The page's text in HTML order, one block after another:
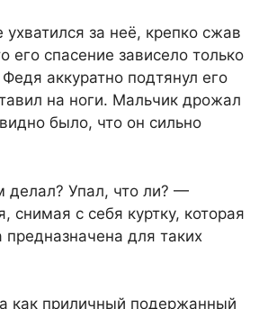
за неё, крепко сжав
его спасение зависело только
Федя аккуратно подтянул его
на ноги. Мальчик дрожал
было, что он сильно
Упал, что ли? —
снимая с себя куртку, которая
для таких
как приличный подержанный